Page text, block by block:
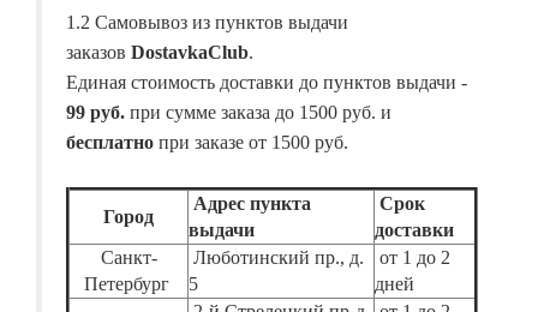
1.2 Самовывоз из пунктов выдачи
заказов DostavkaClub.
Единая стоимость доставки до пунктов выдачи -
99 руб. при сумме заказа до 1500 руб. и
бесплатно при заказе от 1500 руб.
Город
Адрес пункта
выдачи
Срок
доставки
Санкт-
Петербург
Люботинский пр., д.
5
от 1 до 2
дней